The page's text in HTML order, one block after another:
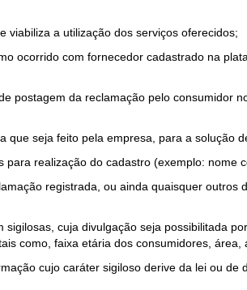
viabiliza a utilização dos serviços oferecidos;
ocorrido com fornecedor cadastrado na
postagem da reclamação pelo consumidor
que seja feito pela empresa, para a solução
realização do cadastro (exemplo: nome
registrada, ou ainda quaisquer
cuja divulgação seja possibilitada
como, faixa etária dos consumidores,
cujo caráter sigiloso derive da lei ou de